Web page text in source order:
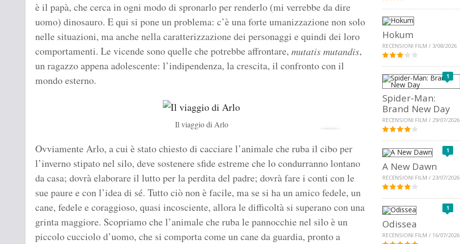
è il papà, che cerca in ogni modo di spronarlo per renderlo (mi verrebbe da dire
uomo) dinosauro. E qui si pone un problema: c’è una forte umanizzazione non solo
nelle situazioni, ma anche nella caratterizzazione dei personaggi e quindi dei loro
comportamenti. Le vicende sono quelle che potrebbe affrontare, mutatis mutandis,
un ragazzo appena adolescente: l’indipendenza, la crescita, il confronto con il
mondo esterno.
Il viaggio di Arlo
Ovviamente Arlo, a cui è stato chiesto di cacciare l’animale che ruba il cibo per
l’inverno stipato nel silo, deve sostenere sfide estreme che lo condurranno lontano
da casa; dovrà elaborare il lutto per la perdita del padre; dovrà fare i conti con le
sue paure e con l’idea di sé. Tutto ciò non è facile, ma se si ha un amico fedele, un
cane, fedele e coraggioso, quasi incosciente, allora le difficoltà si superano con una
grinta maggiore. Scopriamo che l’animale che ruba le pannocchie nel silo è un
piccolo cucciolo d’uomo, che si comporta come un cane da guardia, pronto a
Hokum
RECENSIONI FILM / 3/08/2026
1
Spider-Man:
Brand New Day
RECENSIONI FILM / 29/07/2026
1
A New Dawn
RECENSIONI FILM / 23/07/2026
1
Odissea
RECENSIONI FILM / 16/07/2026